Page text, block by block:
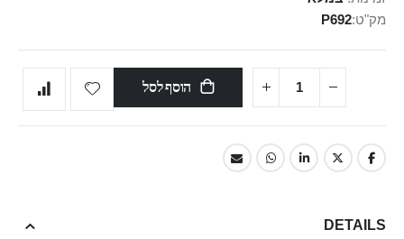
מק"ט P692
הוסף לסל
DETAILS